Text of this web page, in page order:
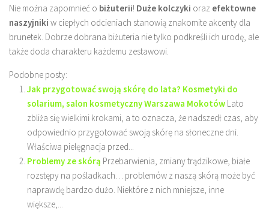
Nie można zapomnieć o biżuterii! Duże kolczyki oraz efektowne
naszyjniki w ciepłych odcieniach stanowią znakomite akcenty dla
brunetek. Dobrze dobrana biżuteria nie tylko podkreśli ich urodę, ale
także doda charakteru każdemu zestawowi.
Podobne posty:
Jak przygotować swoją skórę do lata? Kosmetyki do
solarium, salon kosmetyczny Warszawa Mokotów Lato
zbliża się wielkimi krokami, a to oznacza, że nadszedł czas, aby
odpowiednio przygotować swoją skórę na słoneczne dni.
Właściwa pielęgnacja przed...
Problemy ze skórą Przebarwienia, zmiany trądzikowe, białe
rozstępy na pośladkach… problemów z naszą skórą może być
naprawdę bardzo dużo. Niektóre z nich mniejsze, inne
większe,...